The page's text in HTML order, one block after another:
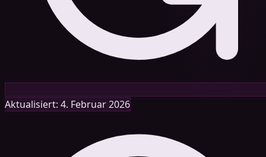
Aktualisiert: 4. Februar 2026